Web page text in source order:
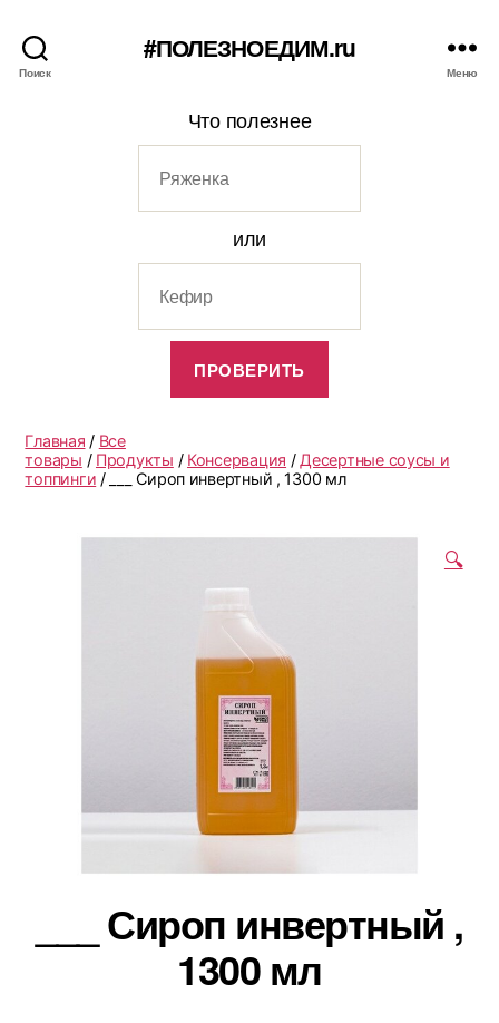
Поиск
#ПОЛЕЗНОЕДИМ.ru
Меню
Что полезнее
или
Главная / Все
товары / Продукты / Консервация / Десертные соусы и
топпинги / ___ Сироп инвертный , 1300 мл
🔍
___ Сироп инвертный ,
1300 мл